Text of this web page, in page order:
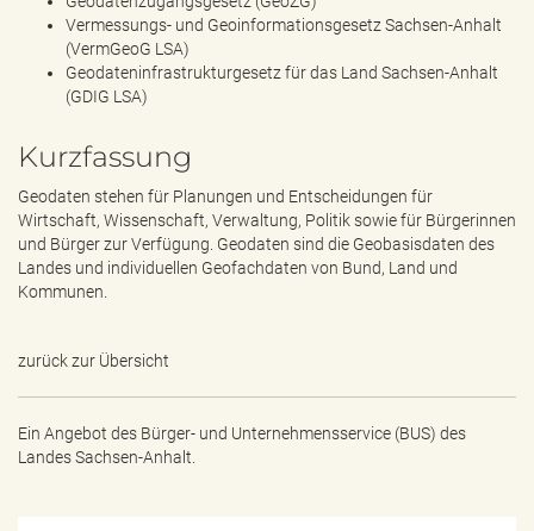
Vermessungs- und Geoinformationsgesetz Sachsen-Anhalt
(VermGeoG LSA)
Geodateninfrastrukturgesetz für das Land Sachsen-Anhalt
(GDIG LSA)
Kurzfassung
Geodaten stehen für Planungen und Entscheidungen für
Wirtschaft, Wissenschaft, Verwaltung, Politik sowie für Bürgerinnen
und Bürger zur Verfügung. Geodaten sind die Geobasisdaten des
Landes und individuellen Geofachdaten von Bund, Land und
Kommunen.
zurück zur Übersicht
Ein Angebot des Bürger- und Unternehmensservice (BUS) des
Landes Sachsen-Anhalt.